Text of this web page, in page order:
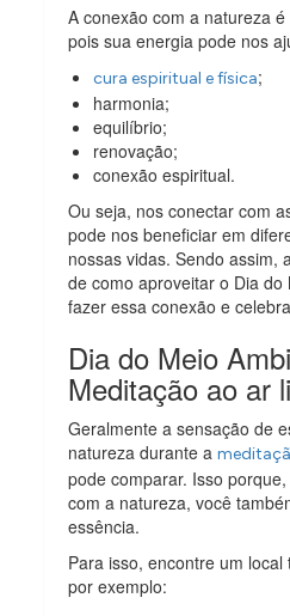
A conexão com a natureza
pois sua energia pode nos
cura espiritual e física;
harmonia;
equilíbrio;
renovação;
conexão espiritual.
Ou seja, nos conectar com
pode nos beneficiar em
nossas vidas. Sendo assim,
de como aproveitar o Dia do
fazer essa conexão e
Dia do Meio
Meditação ao ar
Geralmente a sensação de
natureza durante a
pode comparar. Isso
com a natureza, você
essência.
Para isso, encontre um
por exemplo: